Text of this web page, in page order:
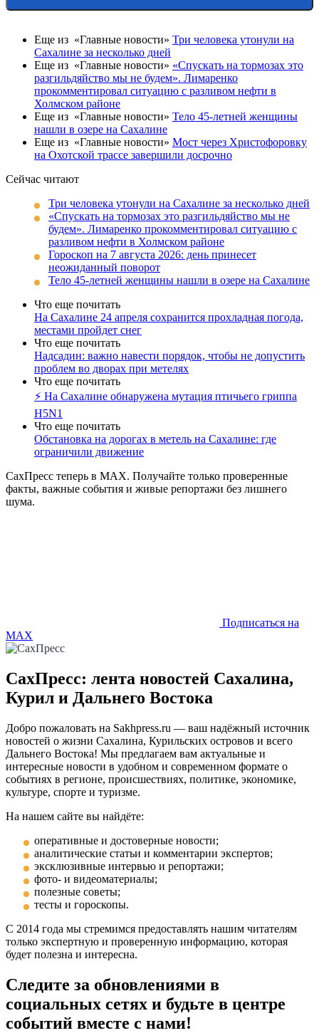
Еще из «Главные новости» Три человека утонули на
Сахалине за несколько дней
Еще из «Главные новости» «Спускать на тормозах это
разгильдяйство мы не будем». Лимаренко
прокомментировал ситуацию с разливом нефти в
Холмском районе
Еще из «Главные новости» Тело 45-летней женщины
нашли в озере на Сахалине
Еще из «Главные новости» Мост через Христофоровку
на Охотской трассе завершили досрочно
Сейчас читают
Три человека утонули на Сахалине за несколько дней
«Спускать на тормозах это разгильдяйство мы не
будем». Лимаренко прокомментировал ситуацию с
разливом нефти в Холмском районе
Гороскоп на 7 августа 2026: день принесет
неожиданный поворот
Тело 45-летней женщины нашли в озере на Сахалине
Что еще почитать
На Сахалине 24 апреля сохранится прохладная погода,
местами пройдет снег
Что еще почитать
Надсадин: важно навести порядок, чтобы не допустить
проблем во дворах при метелях
Что еще почитать
⚡️ На Сахалине обнаружена мутация птичьего гриппа
H5N1
Что еще почитать
Обстановка на дорогах в метель на Сахалине: где
ограничили движение
СахПресс теперь в MAX. Получайте только проверенные
факты, важные события и живые репортажи без лишнего
шума.
Подписаться на
MAX
СахПресс: лента новостей Сахалина,
Курил и Дальнего Востока
Добро пожаловать на Sakhpress.ru — ваш надёжный источник
новостей о жизни Сахалина, Курильских островов и всего
Дальнего Востока! Мы предлагаем вам актуальные и
интересные новости в удобном и современном формате о
событиях в регионе, происшествиях, политике, экономике,
культуре, спорте и туризме.
На нашем сайте вы найдёте:
оперативные и достоверные новости;
аналитические статьи и комментарии экспертов;
эксклюзивные интервью и репортажи;
фото- и видеоматериалы;
полезные советы;
тесты и гороскопы.
С 2014 года мы стремимся предоставлять нашим читателям
только экспертную и проверенную информацию, которая
будет полезна и интересна.
Следите за обновлениями в
социальных сетях и будьте в центре
событий вместе с нами!